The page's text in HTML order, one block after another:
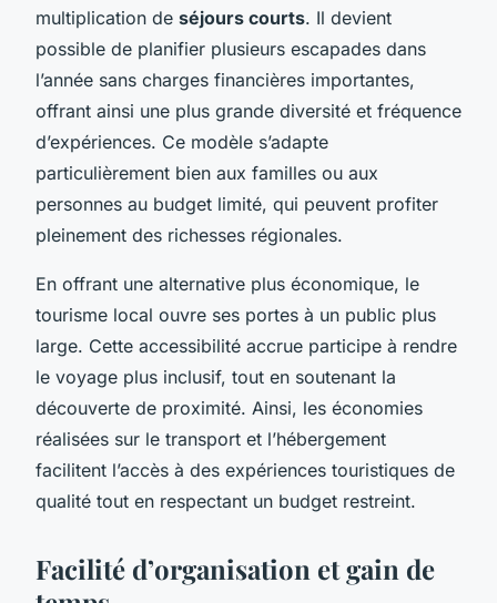
multiplication de séjours courts. Il devient
possible de planifier plusieurs escapades dans
l’année sans charges financières importantes,
offrant ainsi une plus grande diversité et fréquence
d’expériences. Ce modèle s’adapte
particulièrement bien aux familles ou aux
personnes au budget limité, qui peuvent profiter
pleinement des richesses régionales.
En offrant une alternative plus économique, le
tourisme local ouvre ses portes à un public plus
large. Cette accessibilité accrue participe à rendre
le voyage plus inclusif, tout en soutenant la
découverte de proximité. Ainsi, les économies
réalisées sur le transport et l’hébergement
facilitent l’accès à des expériences touristiques de
qualité tout en respectant un budget restreint.
Facilité d’organisation et gain de